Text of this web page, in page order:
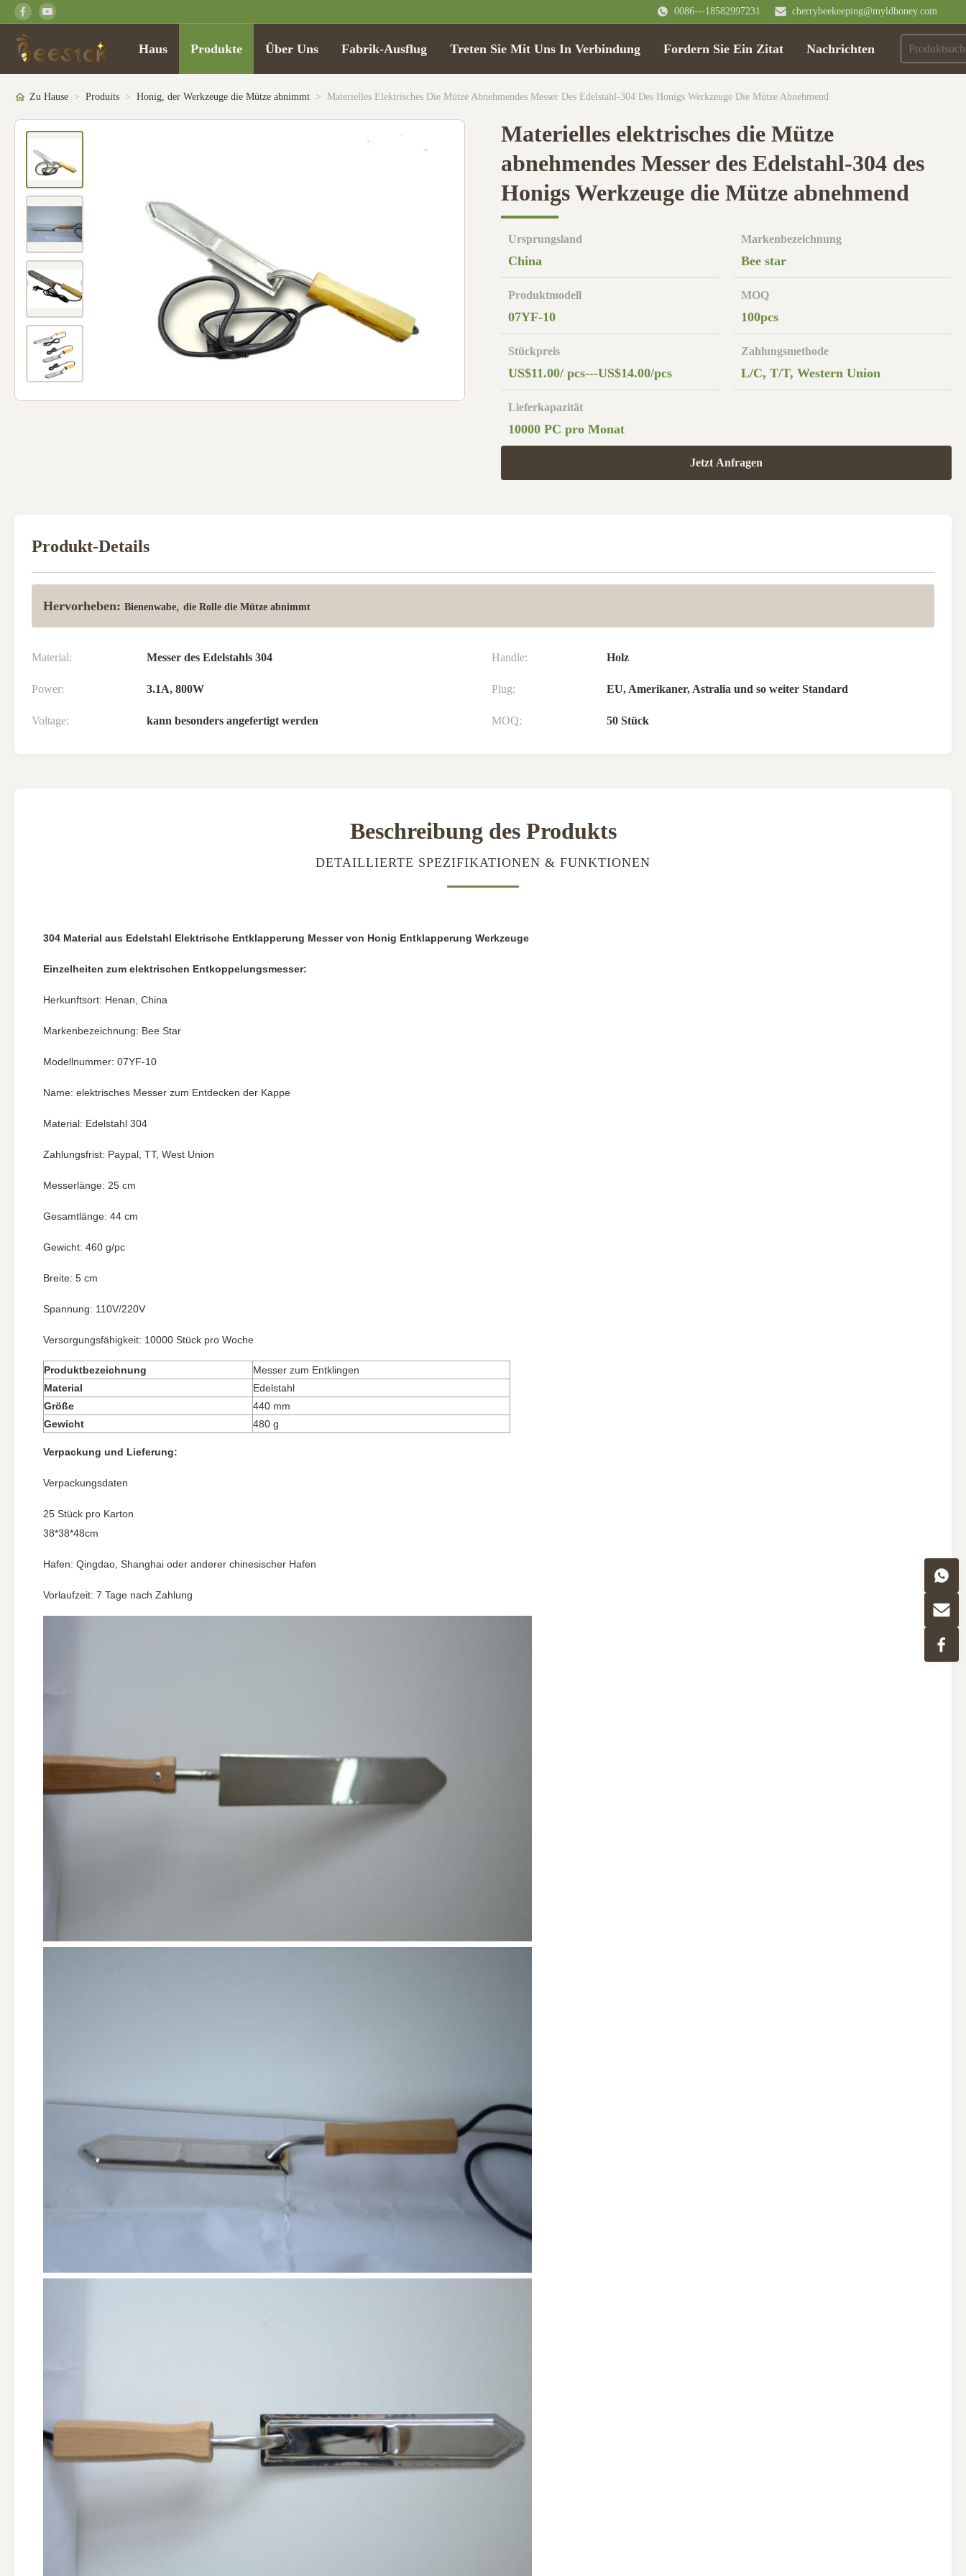
0086---18582997231 cherrybeekeeping@myldhoney.com
Haus Produkte Über Uns Fabrik-Ausflug Treten Sie Mit Uns In Verbindung Fordern Sie Ein Zitat Nachrichten
Zu Hause > Produits > Honig, der Werkzeuge die Mütze abnimmt > Materielles Elektrisches Die Mütze Abnehmendes Messer Des Edelstahl-304 Des Honigs Werkzeuge Die Mütze Abnehmend
Materielles elektrisches die Mütze
abnehmendes Messer des Edelstahl-304 des
Honigs Werkzeuge die Mütze abnehmend
Ursprungsland
China
Markenbezeichnung
Bee star
Produktmodell
07YF-10
MOQ
100pcs
Stückpreis
US$11.00/ pcs---US$14.00/pcs
Zahlungsmethode
L/C, T/T, Western Union
Lieferkapazität
10000 PC pro Monat
Jetzt Anfragen
Produkt-Details
Hervorheben: Bienenwabe, die Rolle die Mütze abnimmt
Material: Messer des Edelstahls 304 Handle: Holz
Power: 3.1A, 800W Plug: EU, Amerikaner, Astralia und so weiter Standard
Voltage: kann besonders angefertigt werden MOQ: 50 Stück
Beschreibung des Produkts
DETAILLIERTE SPEZIFIKATIONEN & FUNKTIONEN
304 Material aus Edelstahl Elektrische Entklapperung Messer von Honig Entklapperung Werkzeuge
Einzelheiten zum elektrischen Entkoppelungsmesser:
Herkunftsort: Henan, China
Markenbezeichnung: Bee Star
Modellnummer: 07YF-10
Name: elektrisches Messer zum Entdecken der Kappe
Material: Edelstahl 304
Zahlungsfrist: Paypal, TT, West Union
Messerlänge: 25 cm
Gesamtlänge: 44 cm
Gewicht: 460 g/pc
Breite: 5 cm
Spannung: 110V/220V
Versorgungsfähigkeit: 10000 Stück pro Woche
Produktbezeichnung
Messer zum Entklingen
Material
Edelstahl
Größe
440 mm
Gewicht
480 g
Verpackung und Lieferung:
Verpackungsdaten
25 Stück pro Karton
38*38*48cm
Hafen: Qingdao, Shanghai oder anderer chinesischer Hafen
Vorlaufzeit: 7 Tage nach Zahlung